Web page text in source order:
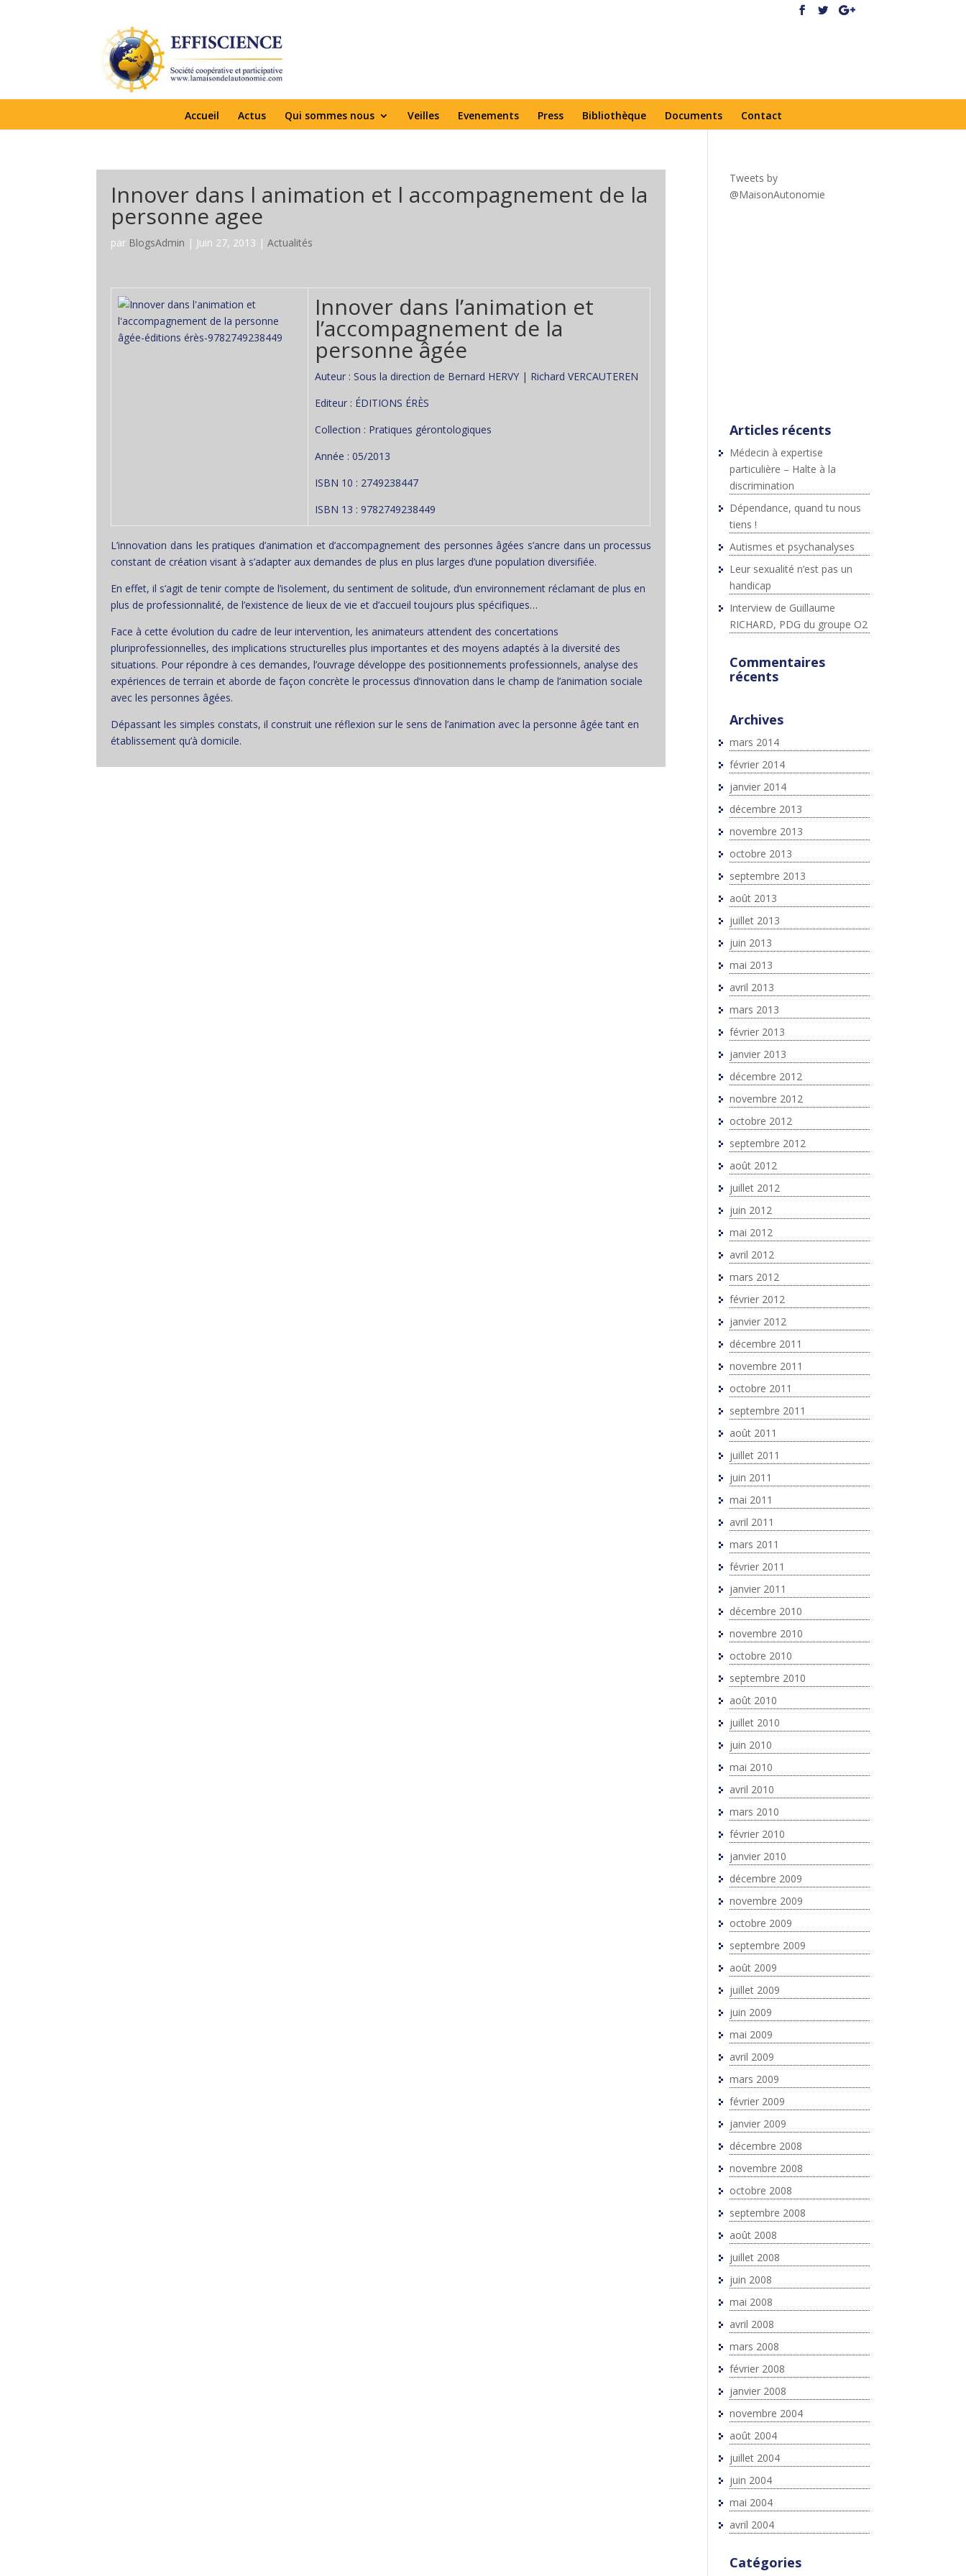
Accueil Actus Qui sommes nous Veilles Evenements Press Bibliothèque Documents Contact
Innover dans l animation et l accompagnement de la
personne agee
par BlogsAdmin | Juin 27, 2013 |Actualités
Innover dans l’animation et
l’accompagnement de la
personne âgée
Auteur : Sous la direction de Bernard HERVY | Richard VERCAUTEREN
Editeur : ÉDITIONS ÉRÈS
Collection : Pratiques gérontologiques
Année : 05/2013
ISBN 10 : 2749238447
ISBN 13 : 9782749238449
L’innovation dans les pratiques d’animation et d’accompagnement des personnes âgées s’ancre dans un processus
constant de création visant à s’adapter aux demandes de plus en plus larges d’une population diversifiée.
En effet, il s’agit de tenir compte de l’isolement, du sentiment de solitude, d’un environnement réclamant de plus en
plus de professionnalité, de l’existence de lieux de vie et d’accueil toujours plus spécifiques…
Face à cette évolution du cadre de leur intervention, les animateurs attendent des concertations
pluriprofessionnelles, des implications structurelles plus importantes et des moyens adaptés à la diversité des
situations. Pour répondre à ces demandes, l’ouvrage développe des positionnements professionnels, analyse des
expériences de terrain et aborde de façon concrète le processus d’innovation dans le champ de l’animation sociale
avec les personnes âgées.
Dépassant les simples constats, il construit une réflexion sur le sens de l’animation avec la personne âgée tant en
établissement qu’à domicile.
Tweets by
@MaisonAutonomie
Articles récents
Médecin à expertise
particulière – Halte à la
discrimination
Dépendance, quand tu nous
tiens !
Autismes et psychanalyses
Leur sexualité n’est pas un
handicap
Interview de Guillaume
RICHARD, PDG du groupe O2
Commentaires
récents
Archives
mars 2014
février 2014
janvier 2014
décembre 2013
novembre 2013
octobre 2013
septembre 2013
août 2013
juillet 2013
juin 2013
mai 2013
avril 2013
mars 2013
février 2013
janvier 2013
décembre 2012
novembre 2012
octobre 2012
septembre 2012
août 2012
juillet 2012
juin 2012
mai 2012
avril 2012
mars 2012
février 2012
janvier 2012
décembre 2011
novembre 2011
octobre 2011
septembre 2011
août 2011
juillet 2011
juin 2011
mai 2011
avril 2011
mars 2011
février 2011
janvier 2011
décembre 2010
novembre 2010
octobre 2010
septembre 2010
août 2010
juillet 2010
juin 2010
mai 2010
avril 2010
mars 2010
février 2010
janvier 2010
décembre 2009
novembre 2009
octobre 2009
septembre 2009
août 2009
juillet 2009
juin 2009
mai 2009
avril 2009
mars 2009
février 2009
janvier 2009
décembre 2008
novembre 2008
octobre 2008
septembre 2008
août 2008
juillet 2008
juin 2008
mai 2008
avril 2008
mars 2008
février 2008
janvier 2008
novembre 2004
août 2004
juillet 2004
juin 2004
mai 2004
avril 2004
Catégories